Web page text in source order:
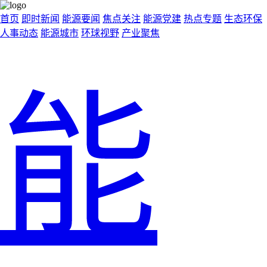
首页 即时新闻 能源要闻 焦点关注 能源党建 热点专题 生态环保
人事动态 能源城市 环球视野 产业聚焦
能